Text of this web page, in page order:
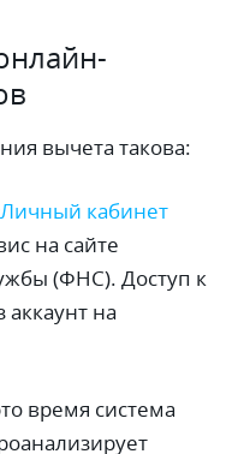
вычета такова:
кабинет
на сайте
(ФНС). Доступ к
на
время система